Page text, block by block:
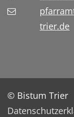
trier.de
© Bistum Trier